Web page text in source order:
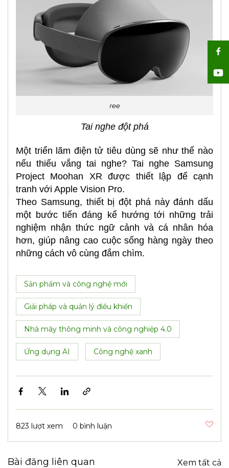
ree
Tai nghe đột phá
Một triển lãm điện tử tiêu dùng sẽ như thế nào
nếu thiếu vắng tai nghe? Tai nghe Samsung
Project Moohan XR được thiết lập để cạnh
tranh với Apple Vision Pro.
Theo Samsung, thiết bị đột phá này đánh dấu
một bước tiến đáng kể hướng tới những trải
nghiệm nhận thức ngữ cảnh và cá nhân hóa
hơn, giúp nâng cao cuộc sống hàng ngày theo
những cách vô cùng đắm chìm.
Sản phẩm và công nghệ mới
Giải pháp và quản lý điều khiển
Nhà máy thông minh và công nghiệp 4.0
Ứng dụng AI Công nghệ xanh
823 lượt xem 0 bình luận
Bài đăng liên quan Xem tất cả